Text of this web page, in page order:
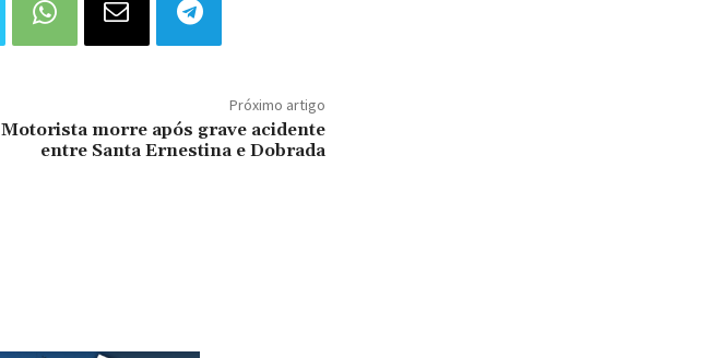
Próximo artigo
Motorista morre após grave acidente
entre Santa Ernestina e Dobrada